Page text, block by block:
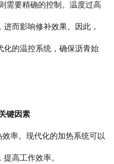
需要精确的控制。温度过高
而影响修补效果。因此，
化的温控系统，确保沥青始
键因素
效率。现代化的加热系统可以
高工作效率。